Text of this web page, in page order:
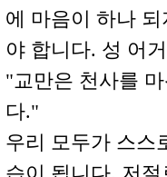
에 마음이 하나
야 합니다. 성 어
"교만은 천사를
다."
우리 모두가 스스